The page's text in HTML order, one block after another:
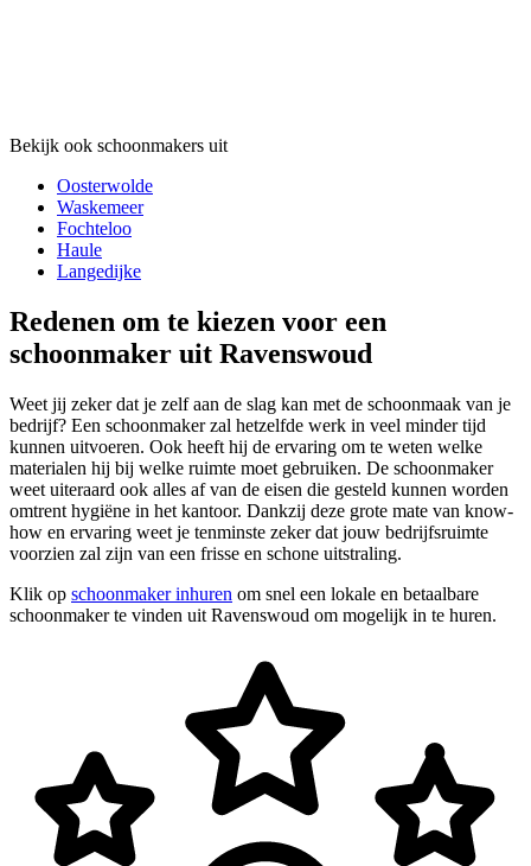
Bekijk ook schoonmakers uit
Oosterwolde
Waskemeer
Fochteloo
Haule
Langedijke
Redenen om te kiezen voor een
schoonmaker uit Ravenswoud
Weet jij zeker dat je zelf aan de slag kan met de schoonmaak van je
bedrijf? Een schoonmaker zal hetzelfde werk in veel minder tijd
kunnen uitvoeren. Ook heeft hij de ervaring om te weten welke
materialen hij bij welke ruimte moet gebruiken. De schoonmaker
weet uiteraard ook alles af van de eisen die gesteld kunnen worden
omtrent hygiëne in het kantoor. Dankzij deze grote mate van know-
how en ervaring weet je tenminste zeker dat jouw bedrijfsruimte
voorzien zal zijn van een frisse en schone uitstraling.
Klik op schoonmaker inhuren om snel een lokale en betaalbare
schoonmaker te vinden uit Ravenswoud om mogelijk in te huren.